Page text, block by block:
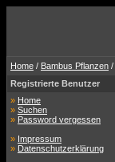
Home / Bambus Pflanzen /
Registrierte Benutzer
» Home
» Suchen
» Password vergessen
» Impressum
» Datenschutzerklärung